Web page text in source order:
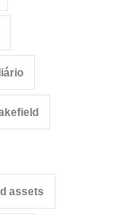
assets